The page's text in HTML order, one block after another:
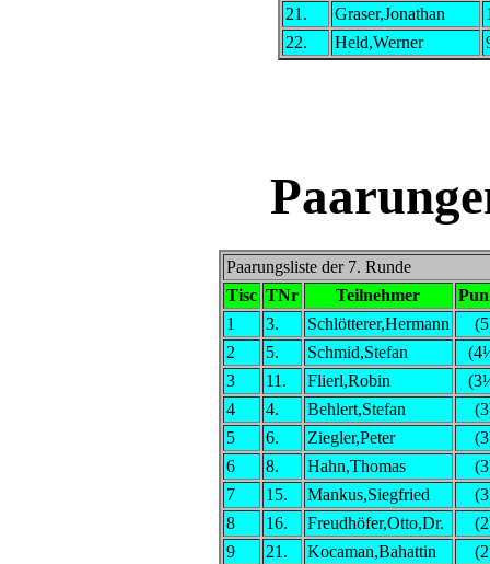
21.
Graser,Jonathan
22.
Held,Werner
Paarungsliste der 7. Runde
Tisc TNr Teilnehmer
1
3. Schlötterer,Hermann
2
5. Schmid,Stefan
3
11. Flierl,Robin
4
4. Behlert,Stefan
5
6. Ziegler,Peter
6
8. Hahn,Thomas
7
15. Mankus,Siegfried
8
16. Freudhöfer,Otto,Dr.
9
21. Kocaman,Bahattin